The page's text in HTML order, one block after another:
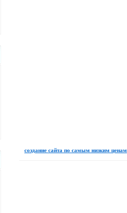
создание сайта по самым низким ценам